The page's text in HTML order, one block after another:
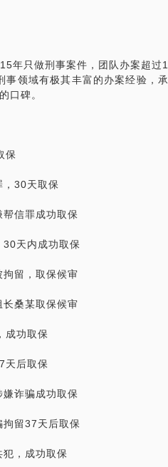
托书。
，在行建议您通过正式途径
年只做刑事案件，团队办案超过1
领域有极其丰富的办案经验，承
口碑。
保
，30天取保
信罪成功取保
30天内成功取保
留，取保候审
桑某取保候审
成功取保
天后取保
诈骗成功取保
拘留37天后取保
，成功取保